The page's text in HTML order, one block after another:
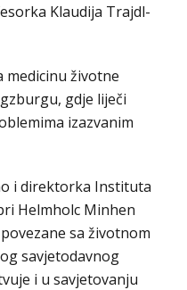
Klaudija Trajdl-
životne
gdje liječi
izazvanim
i direktorka Instituta
Helmholc Minhen
sa životnom
savjetodavnog
i u savjetovanju